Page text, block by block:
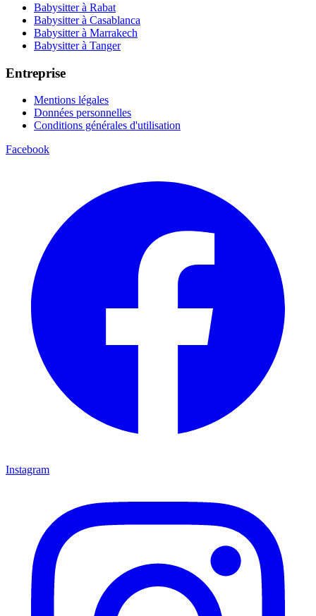
Babysitter à Rabat
Babysitter à Casablanca
Babysitter à Marrakech
Babysitter à Tanger
Entreprise
Mentions légales
Données personnelles
Conditions générales d'utilisation
Facebook
Instagram